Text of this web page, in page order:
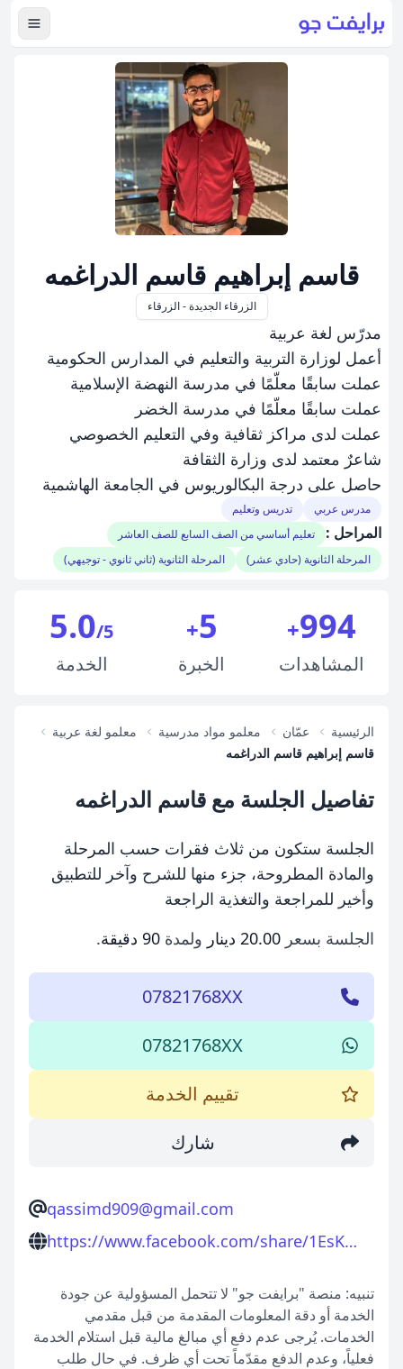
عرض
قاسم إبراهيم قاسم الدراغمه
الزرقاء الجديدة - الزرقاء
مدرّس لغة عربية
أعمل لوزارة التربية والتعليم في المدارس الحكومية
عملت سابقًا معلّمًا في مدرسة النهضة الإسلامية
عملت سابقًا معلّمًا في مدرسة الخضر
عملت لدى مراكز ثقافية وفي التعليم الخصوصي
شاعرٌ معتمد لدى وزارة الثقافة
حاصل على درجة البكالوريوس في الجامعة الهاشمية
مدرس عربي تدريس وتعليم
المراحل :
تعليم أساسي من الصف السابع للصف العاشر
المرحلة الثانوية (حادي عشر)
المرحلة الثانوية (ثاني ثانوي - توجيهي)
994
+
المشاهدات
5
+
الخبرة
5.0/5
الخدمة
الرئيسية عمّان معلمو مواد مدرسية
معلمو لغة عربية
قاسم إبراهيم قاسم الدراغمه
تفاصيل الجلسة مع قاسم الدراغمه
الجلسة ستكون من ثلاث فقرات حسب المرحلة
والمادة المطروحة، جزء منها للشرح وآخر للتطبيق
وأخير للمراجعة والتغذية الراجعة
الجلسة بسعر 20.00 دينار ولمدة 90 دقيقة .
07821768XX
07821768XX
تقييم الخدمة
شارك
qassimd909@gmail.com
https://www.facebook.com/share/1EsKCuxbA8
تنبيه: منصة "برايفت جو" لا تتحمل المسؤولية عن جودة
الخدمة أو دقة المعلومات المقدمة من قبل مقدمي
الخدمات. يُرجى عدم دفع أي مبالغ مالية قبل استلام الخدمة
فعلياً، وعدم الدفع مقدّماً تحت أي ظرف. في حال طلب